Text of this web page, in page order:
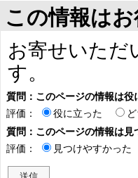
この情報は
お寄せいただ
す。
質問：このページの情報は役
評価：
役に立った
質問：このページの情報は見
評価：
見つけやすかった